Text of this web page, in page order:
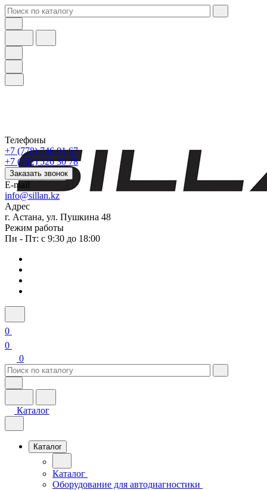
Телефоны
+7 (778) 746 01 67
+7 (702) 526 30 78
Заказать звонок
E-mail
info@sillan.kz
Адрес
г. Астана, ул. Пушкина 48
Режим работы
Пн - Пт: с 9:30 до 18:00
0
0
0
Каталог
Каталог
Каталог
Оборудование для автодиагностики